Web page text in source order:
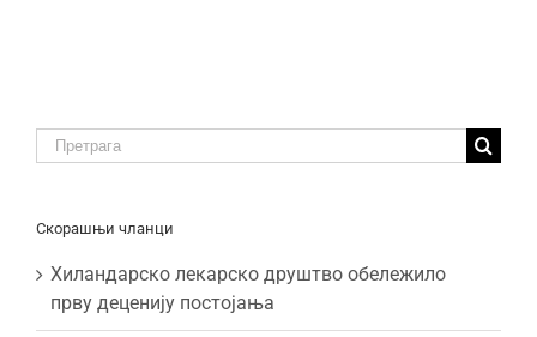
Traži:
Скорашњи чланци
Хиландарско лекарско друштво обележило
прву деценију постојања